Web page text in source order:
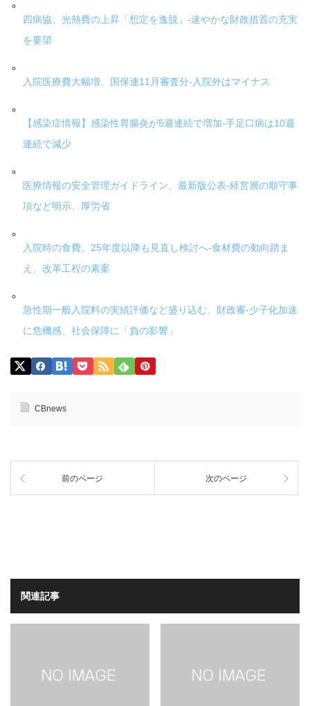
四病協、光熱費の上昇「想定を逸脱」-速やかな財政措置の充実
を要望
入院医療費大幅増、国保連11月審査分-入院外はマイナス
【感染症情報】感染性胃腸炎が5週連続で増加-手足口病は10週
連続で減少
医療情報の安全管理ガイドライン、最新版公表-経営層の順守事
項など明示、厚労省
入院時の食費、25年度以降も見直し検討へ-食材費の動向踏ま
え、改革工程の素案
急性期一般入院料の実績評価など盛り込む、財政審-少子化加速
に危機感、社会保障に「負の影響」
CBnews
前のページ 次のページ
関連記事